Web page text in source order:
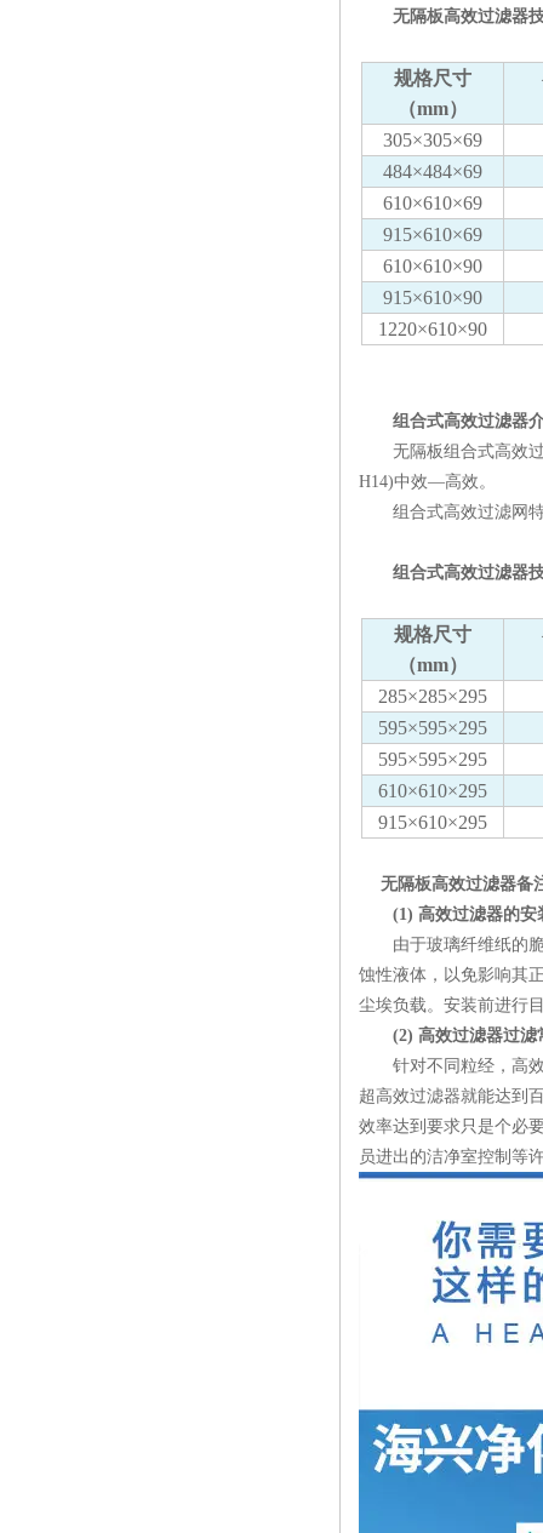
无隔板高效过滤器
规格尺寸
（mm）
305×305×69
484×484×69
610×610×69
915×610×69
610×610×90
915×610×90
1220×610×90
组合式高效过滤器
无隔板组合式高效过
H14)中效—高效。
组合式高效过滤网特
组合式高效过滤器
规格尺寸
（mm）
285×285×295
595×595×295
595×595×295
610×610×295
915×610×295
无隔板高效过滤器备
(1) 高效过滤器的安
由于玻璃纤维纸的脆
蚀性液体，以免影响其
尘埃负载。安装前进行
(2) 高效过滤器过滤
针对不同粒经，高效
超高效过滤器就能达到
效率达到要求只是个必
员进出的洁净室控制等